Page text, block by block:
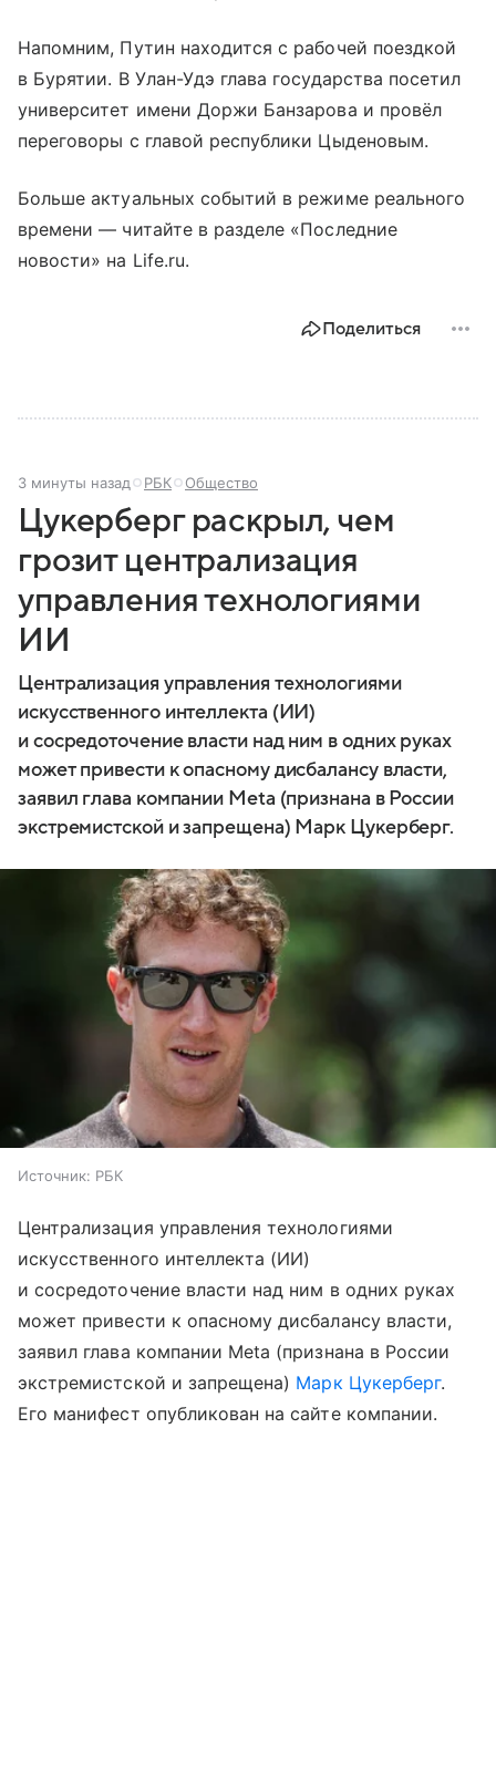
Напомним, Путин находится с рабочей поездкой
в Бурятии. В Улан-Удэ глава государства посетил
университет имени Доржи Банзарова и провёл
переговоры с главой республики Цыденовым.
Больше актуальных событий в режиме реального
времени — читайте в разделе «Последние
новости» на Life.ru.
Поделиться
3 минуты назад РБК Общество
Цукерберг раскрыл, чем
грозит централизация
управления технологиями
ИИ
Централизация управления технологиями
искусственного интеллекта (ИИ)
и сосредоточение власти над ним в одних руках
может привести к опасному дисбалансу власти,
заявил глава компании Meta (признана в России
экстремистской и запрещена) Марк Цукерберг.
Источник: РБК
Централизация управления технологиями
искусственного интеллекта (ИИ)
и сосредоточение власти над ним в одних руках
может привести к опасному дисбалансу власти,
заявил глава компании Meta (признана в России
экстремистской и запрещена) Марк Цукерберг.
Его манифест опубликован на сайте компании.